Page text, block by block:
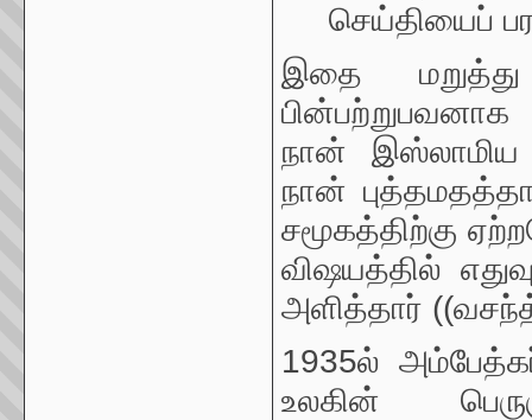
செய்தியைப்
இதை
நான் இஸ்லாமிய
நான்
சமூகத்திற்கு
விஷயத்தில்
அளித்தார்
1935ல்
உலகின்